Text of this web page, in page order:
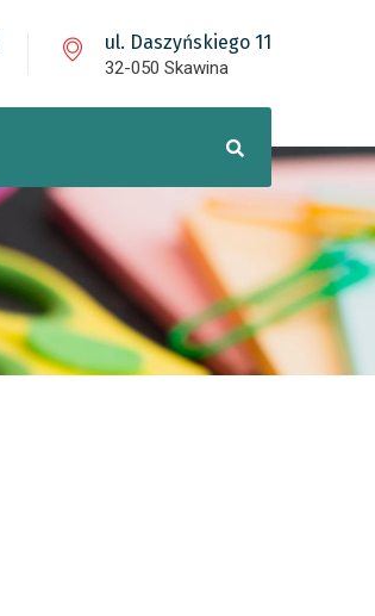
ul. Daszyńskiego 11
32-050 Skawina